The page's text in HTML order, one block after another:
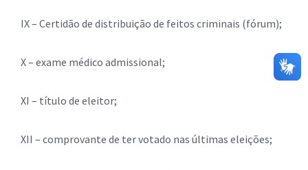
IX – Certidão de distribuição de feitos criminais (fórum);
X – exame médico admissional;
XI – título de eleitor;
XII – comprovante de ter votado nas últimas eleições;